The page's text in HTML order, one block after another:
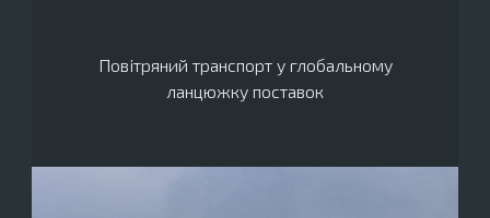
Повітряний транспорт у глобальному
ланцюжку поставок